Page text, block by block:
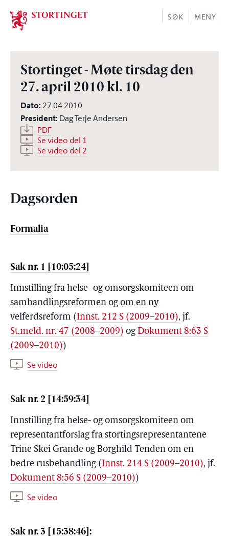
Stortinget.no
SØK MENY
Stortinget - Møte tirsdag den
27. april 2010 kl. 10
Dato: 27.04.2010
President: Dag Terje Andersen
PDF
Se video del 1
Se video del 2
Dagsorden
Formalia
Sak nr. 1 [10:05:24]
Innstilling fra helse- og omsorgskomiteen om
samhandlingsreformen og om en ny
velferdsreform (Innst. 212 S (2009–2010), jf.
St.meld. nr. 47 (2008–2009) og Dokument 8:63 S
(2009–2010))
Se video
Sak nr. 2 [14:59:34]
Innstilling fra helse- og omsorgskomiteen om
representantforslag fra stortingsrepresentantene
Trine Skei Grande og Borghild Tenden om en
bedre rusbehandling (Innst. 214 S (2009–2010), jf.
Dokument 8:56 S (2009–2010))
Se video
Sak nr. 3 [15:38:46]: